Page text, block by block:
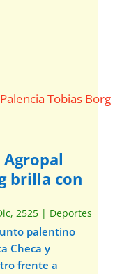
brilla con
2525| Deportes
palentino
Checa y
frente a